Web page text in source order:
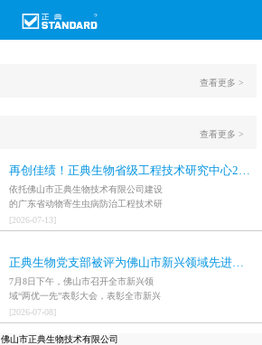
查看更多 >
再创佳绩！正典生物省级工程技术研究中心2025年度动态评估获评优秀
依托佛山市正典生物技术有限公司建设
的广东省动物寄生虫病防治工程技术研
究中心，在全省参评科研平台中综合表
现突出，成功获评最高评价等级“优
[2026-07-13]
正典生物党支部被评为佛山市新兴领域先进基层党组织
7月8日下午，佛山市召开全市新兴领
域“两优一先”表彰大会，表彰全市新兴
领域优秀共产党员、优秀党务工作者和
先进基层党组织，中共佛山市正典生物
技术有限公司支部委员会被评为佛山市
[2026-07-08]
查看更多 >
佛山市正典生物技术有限公司